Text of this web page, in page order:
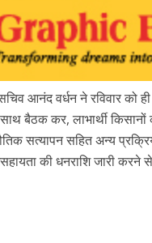
आनंद वर्धन ने रविवार को
बैठक कर, लाभार्थी
सत्यापन सहित अन्य
की धनराशि जारी